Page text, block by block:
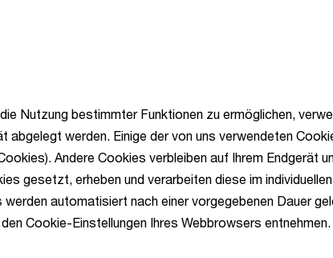
Nutzung bestimmter Funktionen zu ermöglichen,
abgelegt werden. Einige der von uns verwendeten
Andere Cookies verbleiben auf Ihrem Endgerät
gesetzt, erheben und verarbeiten diese im
automatisiert nach einer vorgegebenen Dauer
Cookie-Einstellungen Ihres Webbrowsers entnehmen.